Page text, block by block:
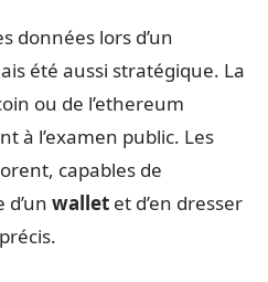
données lors d’un
été aussi stratégique. La
ou de l’ethereum
à l’examen public. Les
capables de
wallet et d’en dresser